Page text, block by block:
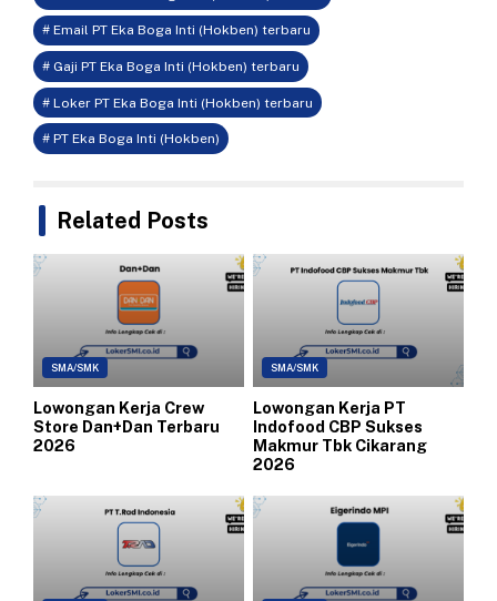
# Email PT Eka Boga Inti (Hokben) terbaru
# Gaji PT Eka Boga Inti (Hokben) terbaru
# Loker PT Eka Boga Inti (Hokben) terbaru
# PT Eka Boga Inti (Hokben)
Related Posts
SMA/SMK
Lowongan Kerja Crew
Store Dan+Dan Terbaru
2026
SMA/SMK
Lowongan Kerja PT
Indofood CBP Sukses
Makmur Tbk Cikarang
2026